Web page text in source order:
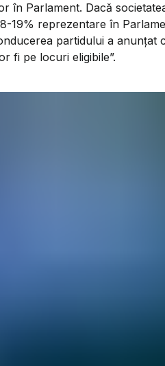
în Parlament. Dacă
19% reprezentare în
partidului a anunțat
fi pe locuri eligibile”.